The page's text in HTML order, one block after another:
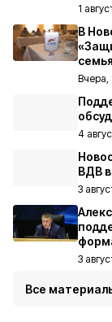
1
В
Вчера,
4
ВДВ
3
3
Все